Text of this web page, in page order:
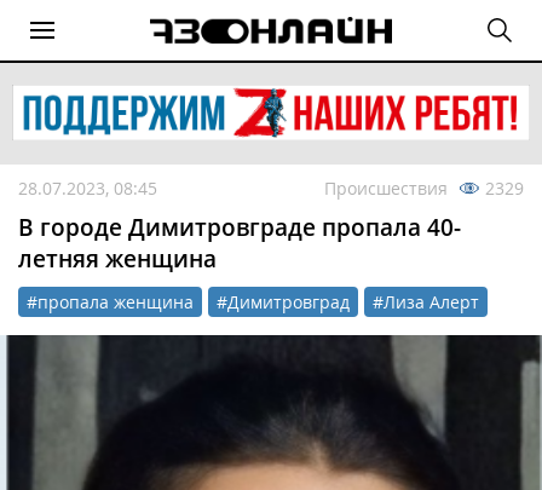
28.07.2023, 08:45 Происшествия 2329
В городе Димитровграде пропала 40-
летняя женщина
#пропала женщина #Димитровград #Лиза Алерт